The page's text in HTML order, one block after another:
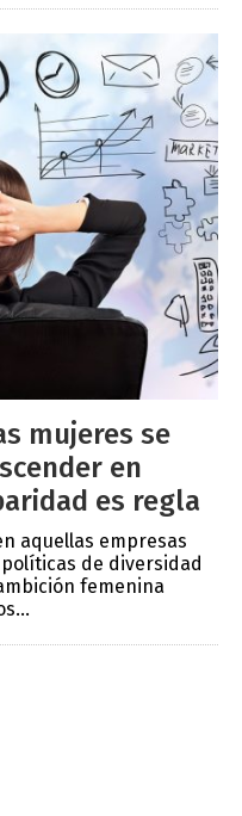
mujeres se
en
es regla
aquellas empresas
de diversidad
femenina